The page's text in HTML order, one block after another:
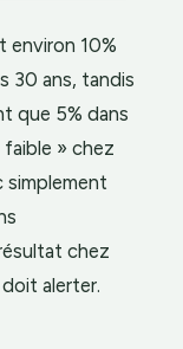
environ 10%
30 ans, tandis
que 5% dans
faible » chez
simplement
chez
alerter.